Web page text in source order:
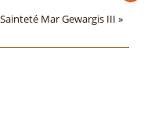
Mar Gewargis III »